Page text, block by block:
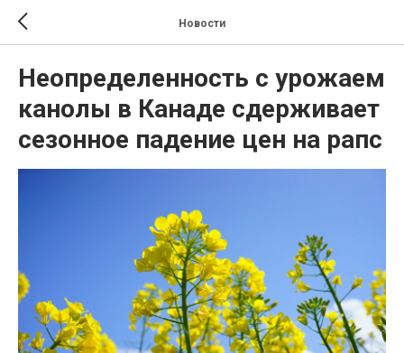
Новости
Неопределенность с урожаем
канолы в Канаде сдерживает
сезонное падение цен на рапс